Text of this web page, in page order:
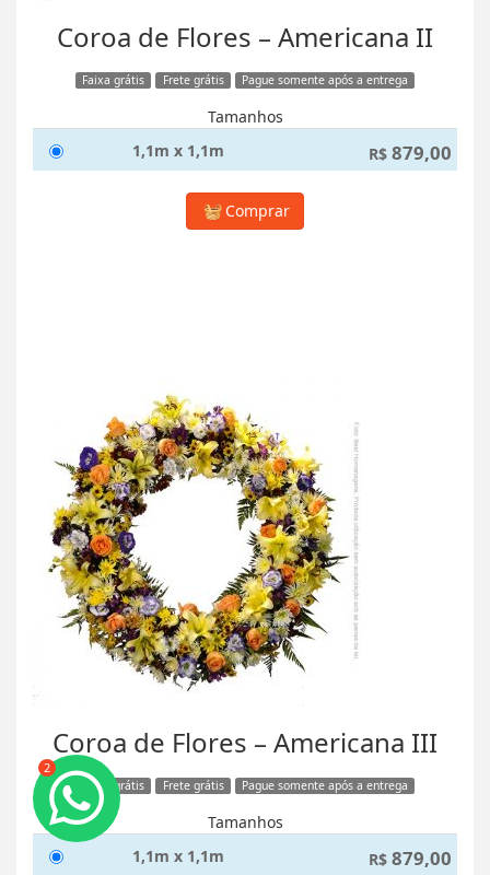
2
Coroa de Flores – Americana II
Faixa grátis Frete grátis Pague somente após a entrega
Tamanhos
1,1m x 1,1m
R$ 879,00
Comprar
Coroa de Flores – Americana III
Faixa grátis Frete grátis Pague somente após a entrega
Tamanhos
1,1m x 1,1m
R$ 879,00